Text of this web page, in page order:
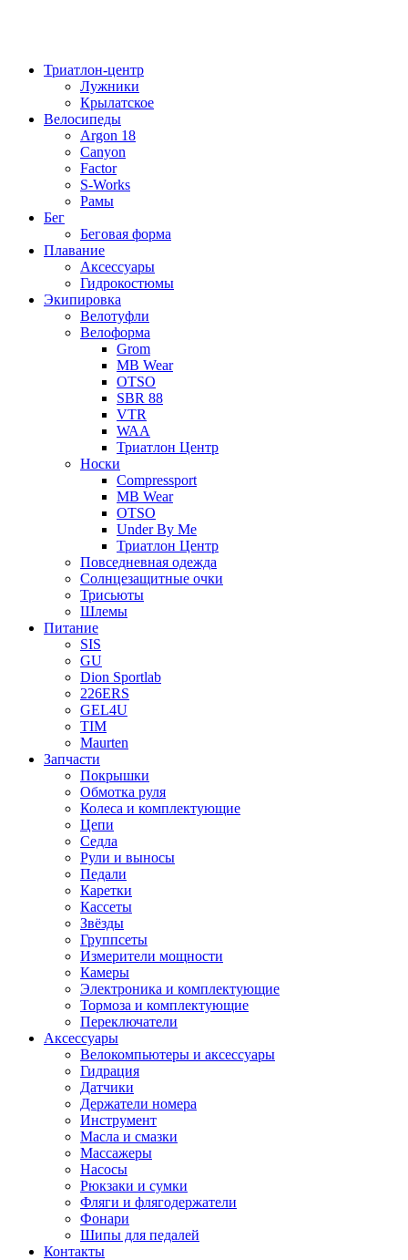
Триатлон-центр
Лужники
Крылатское
Велосипеды
Argon 18
Canyon
Factor
S-Works
Рамы
Бег
Беговая форма
Плавание
Аксессуары
Гидрокостюмы
Экипировка
Велотуфли
Велоформа
Grom
MB Wear
OTSO
SBR 88
VTR
WAA
Триатлон Центр
Носки
Compressport
MB Wear
OTSO
Under By Me
Триатлон Центр
Повседневная одежда
Солнцезащитные очки
Трисьюты
Шлемы
Питание
SIS
GU
Dion Sportlab
226ERS
GEL4U
TIM
Maurten
Запчасти
Покрышки
Обмотка руля
Колеса и комплектующие
Цепи
Седла
Рули и выносы
Педали
Каретки
Кассеты
Звёзды
Группсеты
Измерители мощности
Камеры
Электроника и комплектующие
Тормоза и комплектующие
Переключатели
Аксессуары
Велокомпьютеры и аксессуары
Гидрация
Датчики
Держатели номера
Инструмент
Масла и смазки
Массажеры
Насосы
Рюкзаки и сумки
Фляги и флягодержатели
Фонари
Шипы для педалей
Контакты